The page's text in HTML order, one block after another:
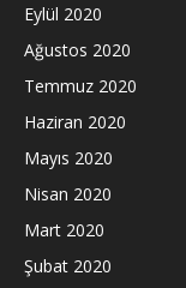
Eylül 2020
Ağustos 2020
Temmuz 2020
Haziran 2020
Mayıs 2020
Nisan 2020
Mart 2020
Şubat 2020